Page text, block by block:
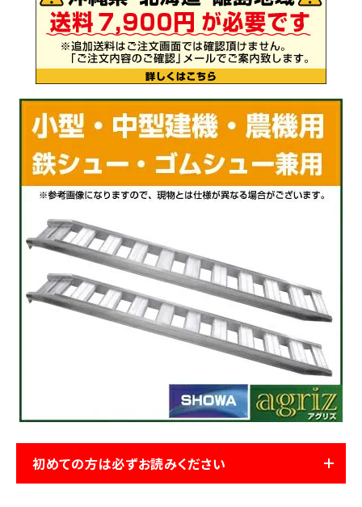
お気に入り一覧
閲覧履歴一覧
農業機械
農業資材
作業用品
補修部品
レンタル
初めての方は必ずお読みください